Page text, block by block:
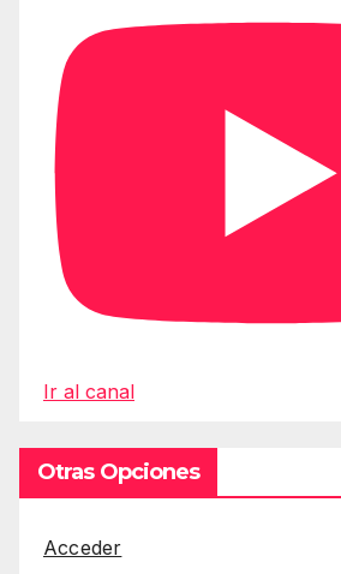
Ir al canal
Otras Opciones
Acceder